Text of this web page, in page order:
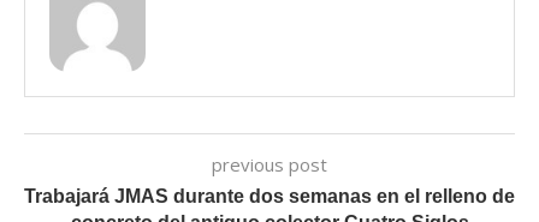
previous post
Trabajará JMAS durante dos semanas en el relleno de